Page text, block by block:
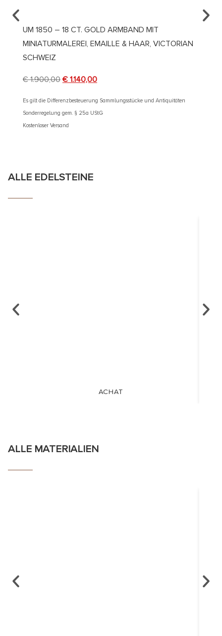
UM 1850 – 18 CT. GOLD ARMBAND MIT
MINIATURMALEREI, EMAILLE & HAAR, VICTORIAN
SCHWEIZ
€1.900,00 € 1.140,00
Es gilt die Differenzbesteuerung Sammlungsstücke und Antiquitäten
Sonderregelung gem. § 25a UStG
Kostenloser Versand
ALLE EDELSTEINE
ACHAT
ALLE MATERIALIEN